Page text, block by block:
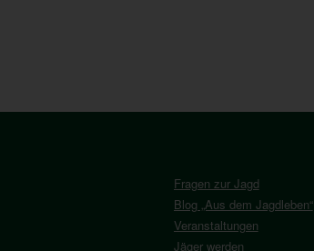
Fragen zur Jagd
Blog „Aus dem Jagdleben“
Veranstaltungen
Jäger werden